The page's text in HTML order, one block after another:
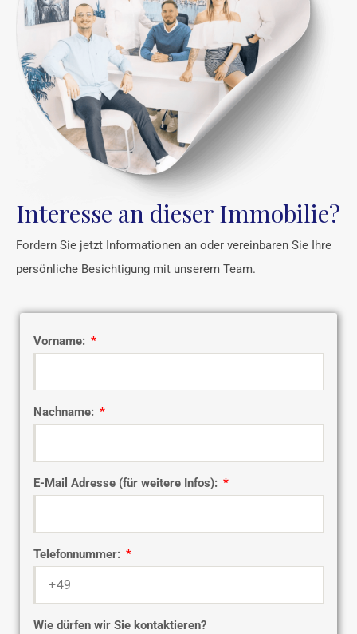
Interesse an dieser Immobilie?
Fordern Sie jetzt Informationen an oder vereinbaren Sie Ihre
persönliche Besichtigung mit unserem Team.
Vorname:
Nachname:
E-Mail Adresse (für weitere Infos):
Telefonnummer:
Wie dürfen wir Sie kontaktieren?